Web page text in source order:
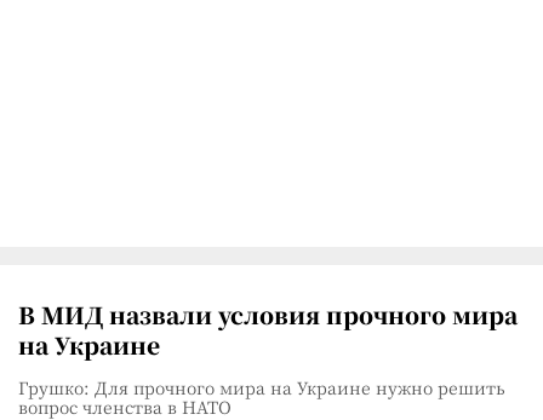
В МИД назвали условия прочного мира
на Украине
Грушко: Для прочного мира на Украине нужно решить
вопрос членства в НАТО